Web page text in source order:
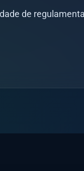
de